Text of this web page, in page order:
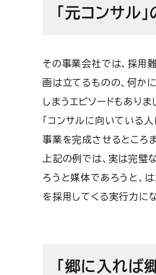
「元コンサル
その事業会社では、採用
画は立てるものの、何か
しまうエピソードもありま
「コンサルに向いている
事業を完成させるところ
上記の例では、実は完璧
ろうと媒体であろうと、
を採用してくる実行力にな
「郷に入れば